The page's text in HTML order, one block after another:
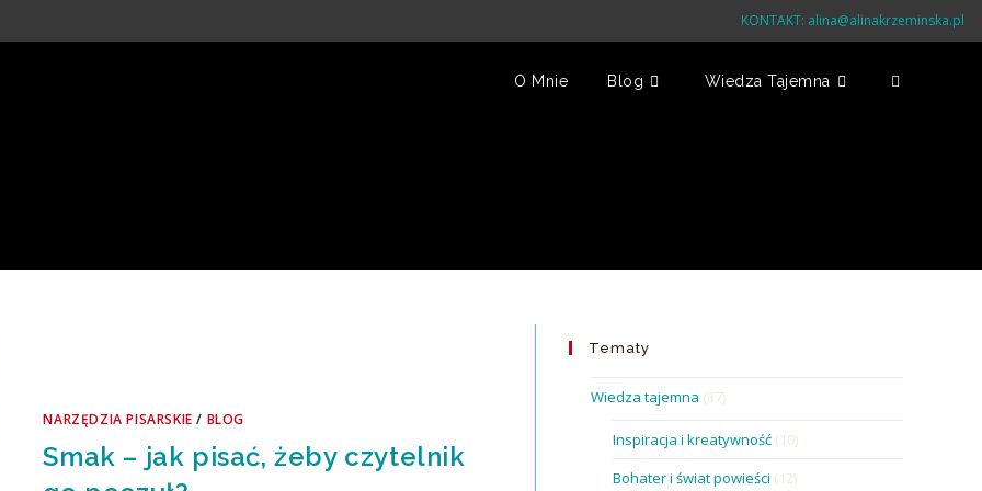
KONTAKT: alina@alinakrzeminska.pl
O Mnie Blog Wiedza Tajemna Toggle
NARZĘDZIA PISARSKIE / BLOG
Smak – jak pisać, żeby czytelnik
Tematy
Wiedza tajemna (37)
Inspiracja i kreatywność (10)
Bohater i świat powieści (12)